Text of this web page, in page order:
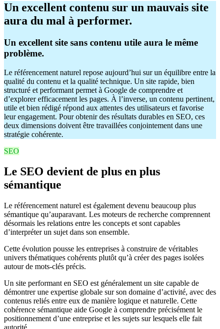
Un excellent contenu sur un mauvais site
aura du mal à performer.
Un excellent site sans contenu utile aura le même
problème.
Le référencement naturel repose aujourd’hui sur un équilibre entre la
qualité du contenu et la qualité technique. Un site rapide, bien
structuré et performant permet à Google de comprendre et
d’explorer efficacement les pages. À l’inverse, un contenu pertinent,
utile et bien rédigé répond aux attentes des utilisateurs et favorise
leur engagement. Pour obtenir des résultats durables en SEO, ces
deux dimensions doivent être travaillées conjointement dans une
stratégie cohérente.
SEO
Le SEO devient de plus en plus
sémantique
Le référencement naturel est également devenu beaucoup plus
sémantique qu’auparavant. Les moteurs de recherche comprennent
désormais les relations entre les concepts et sont capables
d’interpréter un sujet dans son ensemble.
Cette évolution pousse les entreprises à construire de véritables
univers thématiques cohérents plutôt qu’à créer des pages isolées
autour de mots-clés précis.
Un site performant en SEO est généralement un site capable de
démontrer une expertise globale sur son domaine d’activité, avec des
contenus reliés entre eux de manière logique et naturelle. Cette
cohérence sémantique aide Google à comprendre précisément le
positionnement d’une entreprise et les sujets sur lesquels elle fait